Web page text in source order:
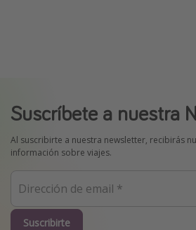
Suscríbete a nuestra
Al suscribirte a nuestra newsletter, recibirás
información sobre viajes.
Suscribirte